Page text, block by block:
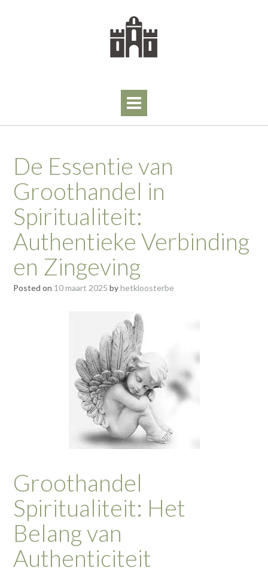
De Essentie van
Groothandel in
Spiritualiteit:
Authentieke Verbinding
en Zingeving
Posted on 10 maart 2025 byhetkloosterbe
Groothandel
Spiritualiteit: Het
Belang van
Authenticiteit